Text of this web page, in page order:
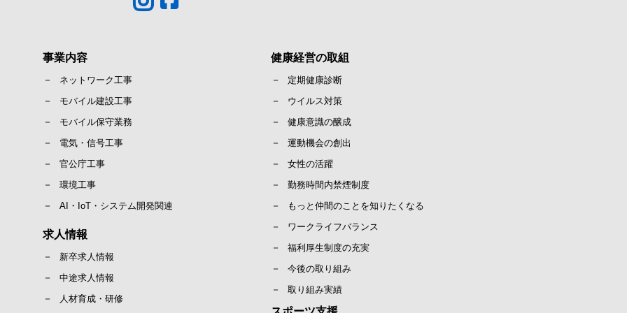
事業内容
ネットワーク工事
モバイル建設工事
モバイル保守業務
電気・信号工事
官公庁工事
環境工事
AI・IoT・システム開発関連
求人情報
新卒求人情報
中途求人情報
人材育成・研修
健康経営の取組
定期健康診断
ウイルス対策
健康意識の醸成
運動機会の創出
女性の活躍
勤務時間内禁煙制度
もっと仲間のことを知りたくなる
ワークライフバランス
福利厚生制度の充実
今後の取り組み
取り組み実績